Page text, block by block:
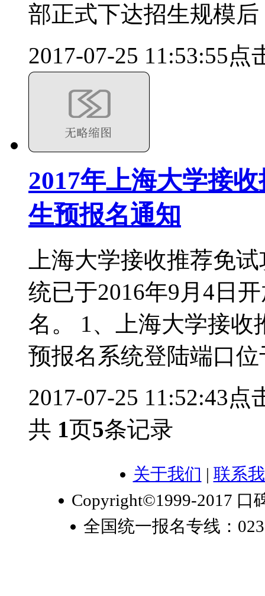
部正式下达招生规模
2017-07-25 11:53:55点
2017年上海大学接
生预报名通知
上海大学接收推荐免
统已于2016年9月4日
名。 1、上海大学接
预报名系统登陆端口
2017-07-25 11:52:43点
共 1页5条记录
关于我们 | 联系
Copyright©1999-2017 口
全国统一报名专线：